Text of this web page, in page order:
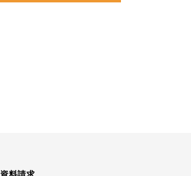
資料請求